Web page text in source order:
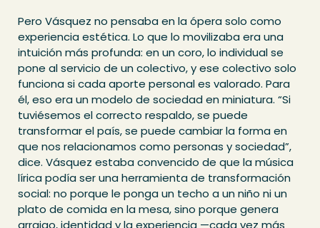
Pero Vásquez no pensaba en la ópera solo como
experiencia estética. Lo que lo movilizaba era una
intuición más profunda: en un coro, lo individual se
pone al servicio de un colectivo, y ese colectivo solo
funciona si cada aporte personal es valorado. Para
él, eso era un modelo de sociedad en miniatura. “Si
tuviésemos el correcto respaldo, se puede
transformar el país, se puede cambiar la forma en
que nos relacionamos como personas y sociedad”,
dice. Vásquez estaba convencido de que la música
lírica podía ser una herramienta de transformación
social: no porque le ponga un techo a un niño ni un
plato de comida en la mesa, sino porque genera
arraigo, identidad y la experiencia —cada vez más